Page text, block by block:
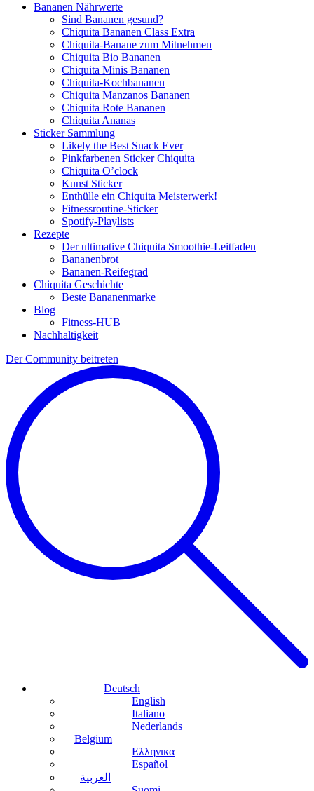
Bananen Nährwerte
Sind Bananen gesund?
Chiquita Bananen Class Extra
Chiquita-Banane zum Mitnehmen
Chiquita Bio Bananen
Chiquita Minis Bananen
Chiquita-Kochbananen
Chiquita Manzanos Bananen
Chiquita Rote Bananen
Chiquita Ananas
Sticker Sammlung
Likely the Best Snack Ever
Pinkfarbenen Sticker Chiquita
Chiquita O’clock
Kunst Sticker
Enthülle ein Chiquita Meisterwerk!
Fitnessroutine-Sticker
Spotify-Playlists
Rezepte
Der ultimative Chiquita Smoothie-Leitfaden
Bananenbrot
Bananen-Reifegrad
Chiquita Geschichte
Beste Bananenmarke
Blog
Fitness-HUB
Nachhaltigkeit
Der Community beitreten
Deutsch
English
Italiano
Nederlands
Belgium
Ελληνικα
Español
العربية